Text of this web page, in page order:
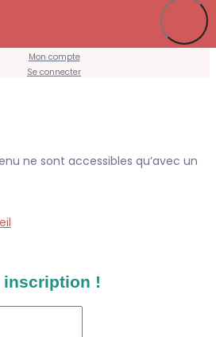
Mon compte
Se connecter
ne sont accessibles qu’avec un
inscription !